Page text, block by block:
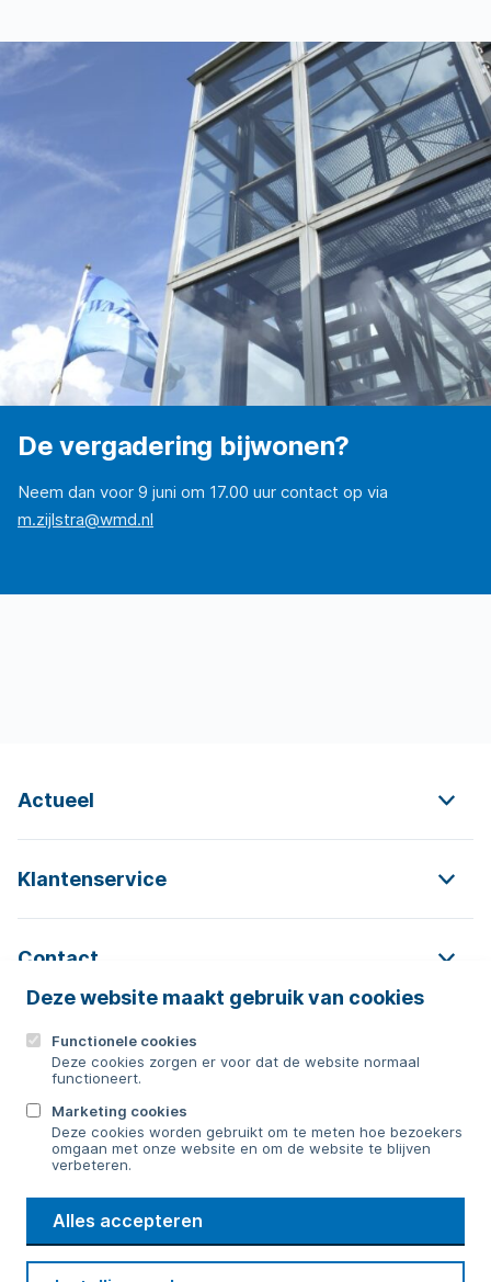
Deze website maakt gebruik van cookies
Functionele cookies
Deze cookies zorgen er voor dat de website normaal
functioneert.
Marketing cookies
Deze cookies worden gebruikt om te meten hoe bezoekers
omgaan met onze website en om de website te blijven
verbeteren.
Alles accepteren
De vergadering bijwonen?
Neem dan voor 9 juni om 17.00 uur contact op via
m.zijlstra@wmd.nl
Actueel
Klantenservice
Contact
Contact
Bericht sturen
WMD
Drinkwater
Cookie voorkeuren